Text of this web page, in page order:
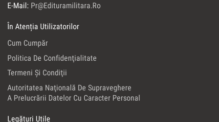
E-Mail: Pr@edituramilitara.ro
În Atenția Utilizatorilor
Cum Cumpăr
Politica De Confidenţialitate
Termeni Şi Condiţii
Autoritatea Naţională De Supraveghere
A Prelucrării Datelor Cu Caracter Personal
Legături Utile